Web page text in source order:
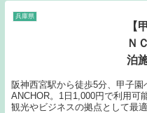
兵庫県
【
Ｎ
泊
阪神西宮駅から徒歩5分、甲子
ANCHOR。1日1,000円で利用可
観光やビジネスの拠点として最